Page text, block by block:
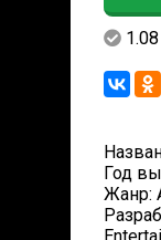
Год
Жанр: